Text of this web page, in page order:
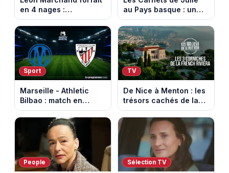
en 4 nages :
découvrez son
programme de nage
aux Championnats
d'Europe
au Pays basque : un
banquet au sommet de
la Rhune
Sport
Marseille - Athletic
Bilbao : match en
direct sur Ligue 1+ à
17h30 (amical du 9
août 2026)
TV
De Nice à Menton : les
trésors cachés de la
French Riviera dévoilés
dans les 100 lieux qu'il
faut voir
People Sélection TV